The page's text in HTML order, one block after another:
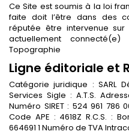
Ce Site est soumis à la loi
faite doit l’être dans des
réputée être intervenue
actuellement
Topographie
Ligne éditoriale et
Catégorie juridique : SARL
Services Sigle : A.T.S.
Numéro SIRET : 524 961 786
Code APE : 4618Z R.C.S. :
664691 1 Numéro de TVA